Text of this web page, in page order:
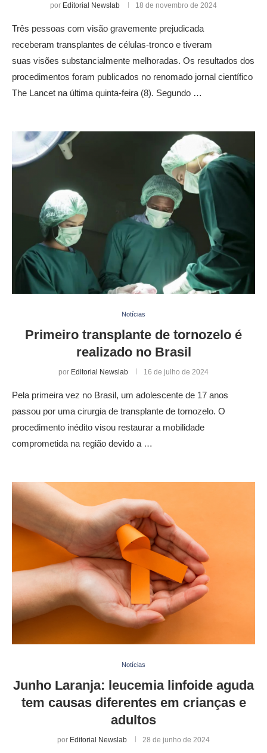
por Editorial Newslab 18 de novembro de 2024
Três pessoas com visão gravemente prejudicada
receberam transplantes de células-tronco e tiveram
suas visões substancialmente melhoradas. Os resultados dos
procedimentos foram publicados no renomado jornal científico
The Lancet na última quinta-feira (8). Segundo …
Notícias
Primeiro transplante de tornozelo é
realizado no Brasil
por Editorial Newslab 16 de julho de 2024
Pela primeira vez no Brasil, um adolescente de 17 anos
passou por uma cirurgia de transplante de tornozelo. O
procedimento inédito visou restaurar a mobilidade
comprometida na região devido a …
Notícias
Junho Laranja: leucemia linfoide aguda
tem causas diferentes em crianças e
adultos
por Editorial Newslab 28 de junho de 2024